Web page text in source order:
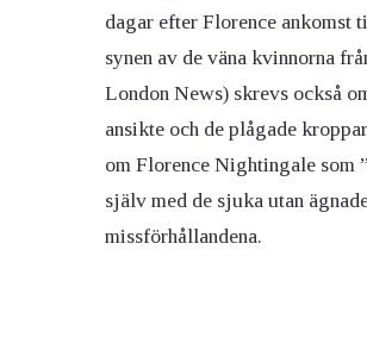
dagar efter Florence ankomst
synen av de väna kvinnorna
London News) skrevs också
ansikte och de plågade
om Florence Nightingale som
själv med de sjuka utan
missförhållandena.